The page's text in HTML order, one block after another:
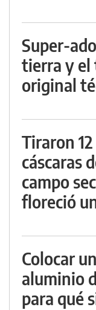
Super-
tierra y el
original
Tiraron
cáscaras
campo
floreció
Colocar
aluminio
para qué